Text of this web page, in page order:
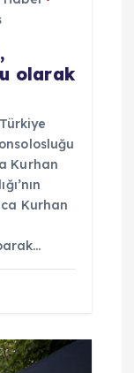
olarak
Kurhan
Kurhan